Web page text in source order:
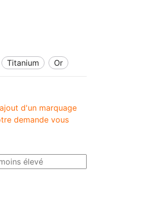
titanium or
d'un marquage
demande vous